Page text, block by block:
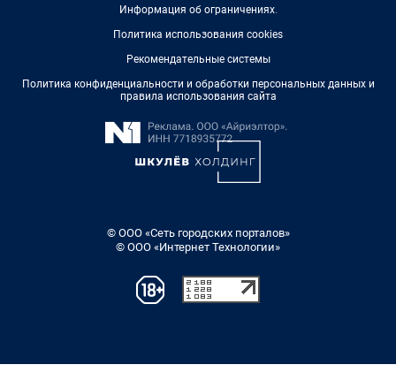
Информация об ограничениях.
Политика использования cookies
Рекомендательные системы
Политика конфиденциальности и обработки персональных данных и
правила использования сайта
© ООО «Сеть городских порталов»
© ООО «Интернет Технологии»